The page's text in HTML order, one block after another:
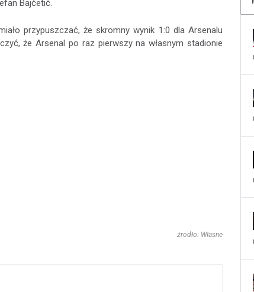
Bajčetić.
przypuszczać, że skromny wynik 1:0 dla Arsenalu
że Arsenal po raz pierwszy na własnym stadionie
źrodło: Własne